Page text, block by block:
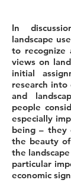
In
landscape
to recognize
views on
initial
research
and
people
especially
being – they
the beauty
the
particular
economic